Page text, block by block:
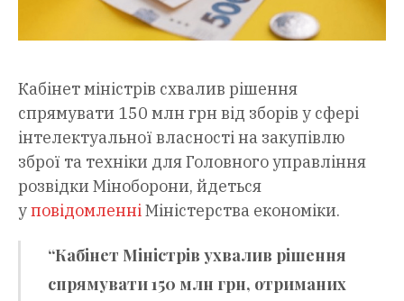
Кабінет міністрів схвалив рішення
спрямувати 150 млн грн від зборів у сфері
інтелектуальної власності на закупівлю
зброї та техніки для Головного управління
розвідки Міноборони, йдеться
уповідомленніМіністерства економіки.
“Кабінет Міністрів ухвалив рішення
спрямувати 150 млн грн, отриманих